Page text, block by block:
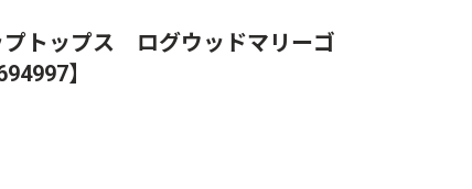
プトップス ログウッドマリーゴ
】